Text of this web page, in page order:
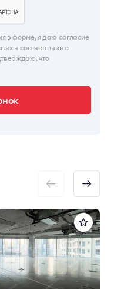
в форме, я даю согласие
в соответствии с
что